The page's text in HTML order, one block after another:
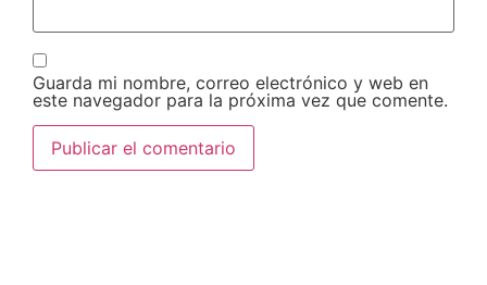
Guarda mi nombre, correo electrónico y web en
este navegador para la próxima vez que comente.